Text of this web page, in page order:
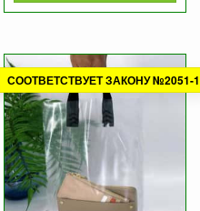
СООТВЕТСТВУЕТ ЗАКОНУ №2051-1